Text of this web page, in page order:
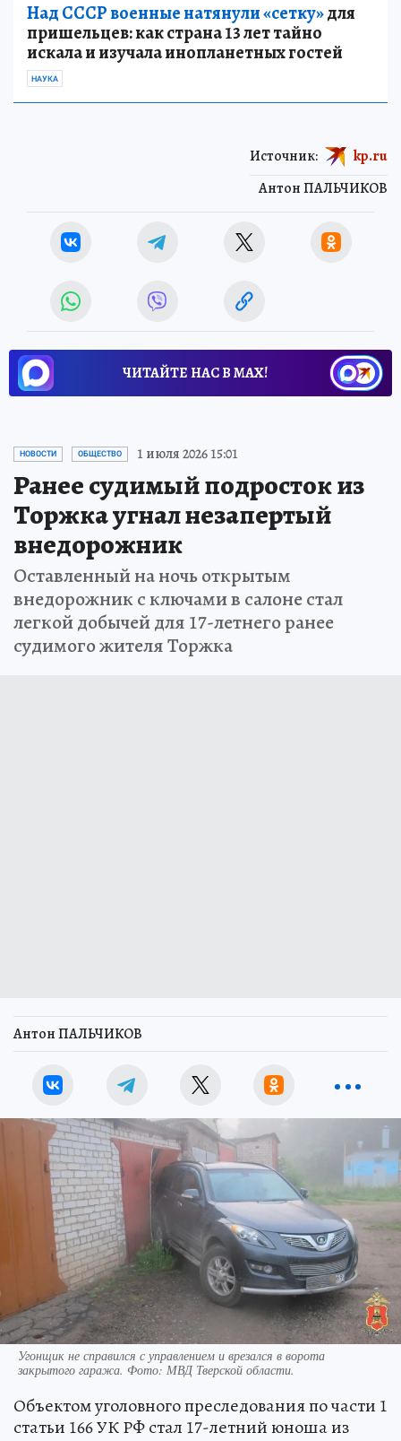
Над СССР военные натянули «сетку»для
пришельцев: как страна 13 лет тайно
искала и изучала инопланетных гостей
НАУКА
Антон ПАЛЬЧИКОВ
Источник: kp.ru
ЧИТАЙТЕ НАС В МАХ!
НОВОСТИ ОБЩЕСТВО 1 июля 2026 15:01
Ранее судимый подросток из
Торжка угнал незапертый
внедорожник
Оставленный на ночь открытым
внедорожник с ключами в салоне стал
легкой добычей для 17-летнего ранее
судимого жителя Торжка
Антон ПАЛЬЧИКОВ
Угонщик не справился с управлением и врезался в ворота
закрытого гаража. Фото: МВД Тверской области.
Объектом уголовного преследования по части 1
статьи 166 УК РФ стал 17-летний юноша из